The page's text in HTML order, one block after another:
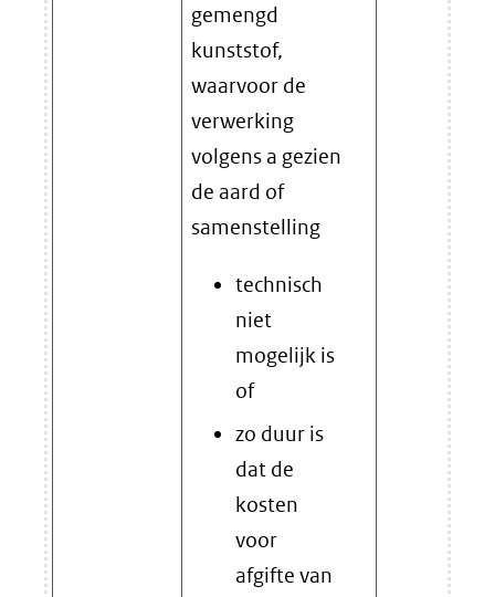
gemengd
kunststof,
waarvoor de
verwerking
volgens a gezien
de aard of
samenstelling
technisch
niet
mogelijk is
of
zo duur is
dat de
kosten
voor
afgifte van